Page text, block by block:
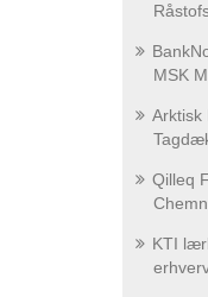
MSK
Arktisk
Qilleq
KTI